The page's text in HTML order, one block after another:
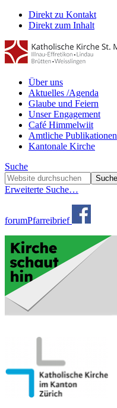
Direkt zu Kontakt
Direkt zum Inhalt
Über uns
Aktuelles /Agenda
Glaube und Feiern
Unser Engagement
Café Himmelwiit
Amtliche Publikationen
Kantonale Kirche
Suche
Erweiterte Suche…
forumPfarreibrief